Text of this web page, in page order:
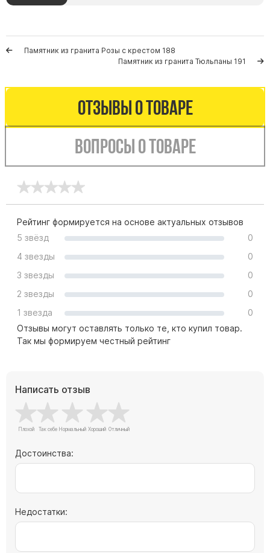
Ограды из чугуна
Столбы для ограды чугун
Ограды металл
Столы и лавки
Тротуарная плитка
Вазы полимерные
Скульптуры "Ангел" литиевые
Барельефы
Кресты
Голуби
Распятие
Памятник из гранита Розы с крестом 188
Памятник из гранита Тюльпаны 191
Отзывы о товаре
Вопросы о товаре
Рейтинг формируется на основе актуальных отзывов
5 звёзд
0
4 звезды
0
3 звезды
0
2 звезды
0
1 звезда
0
Отзывы могут оставлять только те, кто купил товар.
Так мы формируем честный рейтинг
Написать отзыв
Достоинства:
Недостатки: